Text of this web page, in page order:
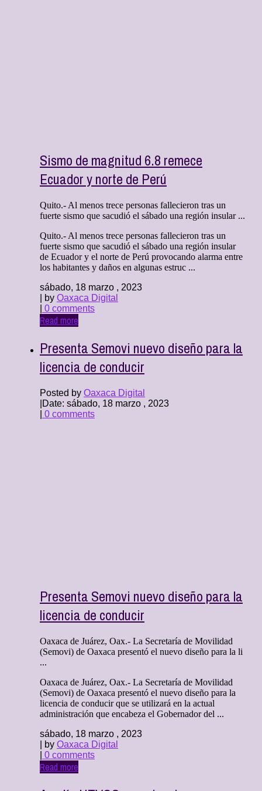
Sismo de magnitud 6.8 remece
Ecuador y norte de Perú
Quito.- Al menos trece personas fallecieron tras un
fuerte sismo que sacudió el sábado una región insular ...
Quito.- Al menos trece personas fallecieron tras un
fuerte sismo que sacudió el sábado una región insular
de Ecuador y el norte de Perú provocando alarma entre
los habitantes y daños en algunas estruc ...
sábado, 18 marzo , 2023
| by Oaxaca Digital
0 comments
Read more
Presenta Semovi nuevo diseño para la
licencia de conducir
Posted by Oaxaca Digital
Date: sábado, 18 marzo , 2023
0 comments
Presenta Semovi nuevo diseño para la
licencia de conducir
Oaxaca de Juárez, Oax.- La Secretaría de Movilidad
(Semovi) de Oaxaca presentó el nuevo diseño para la li
...
Oaxaca de Juárez, Oax.- La Secretaría de Movilidad
(Semovi) de Oaxaca presentó el nuevo diseño para la
licencia de conducir que se utilizará en la actual
administración que encabeza el Gobernador del ...
sábado, 18 marzo , 2023
| by Oaxaca Digital
0 comments
Read more